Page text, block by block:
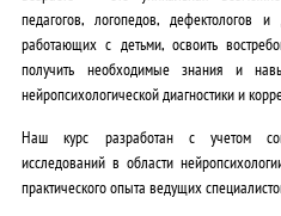
педагогов, логопедов, дефектологов и
работающих с детьми, освоить
получить необходимые знания и
нейропсихологической диагностики и
Наш курс разработан с учетом
исследований в области
практического опыта ведущих